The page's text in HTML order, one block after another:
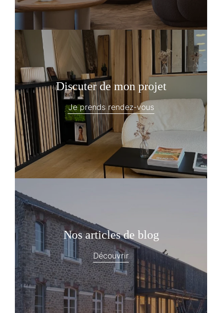
Discuter de mon projet
Je prends rendez-vous
Nos articles de blog
Découvrir